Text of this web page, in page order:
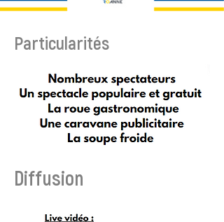
Particularités
Diffusion